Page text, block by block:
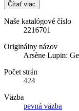
Čítať viac
Naše katalógové číslo
2216701
Originálny názov
Arsène Lupin:
Počet strán
424
Väzba
pevná väzba